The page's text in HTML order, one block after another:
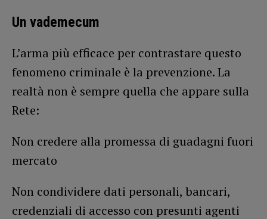
Un vademecum
L’arma più efficace per contrastare questo
fenomeno criminale è la prevenzione. La
realtà non è sempre quella che appare sulla
Rete:
Non credere alla promessa di guadagni fuori
mercato
Non condividere dati personali, bancari,
credenziali di accesso con presunti agenti